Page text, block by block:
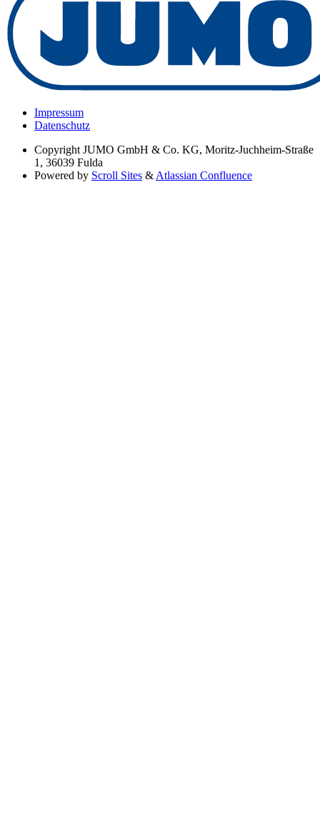
Impressum
Datenschutz
Copyright JUMO GmbH & Co. KG, Moritz-Juchheim-Straße
1, 36039 Fulda
Powered by Scroll Sites & Atlassian Confluence